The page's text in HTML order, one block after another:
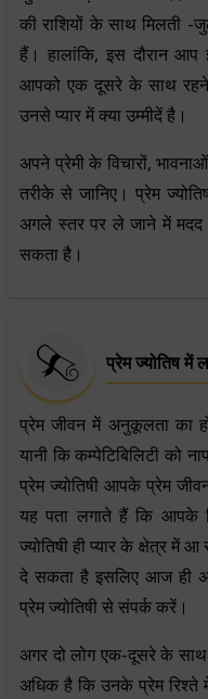
की राशियों के साथ मिलती -
हैं। हालांकि, इस दौरान
आपको एक दूसरे के साथ
उनसे प्यार में क्या उम्मीदें है।
अपने प्रेमी के विचारों,
तरीके से जानिए। प्रेम
अगले स्तर पर ले जाने में
सकता है।
प्रेम ज्योतिष में
प्रेम जीवन में अनुकूलता का
यानी कि कम्पेटिबिलिटी को
प्रेम ज्योतिषी आपके प्रेम
यह पता लगाते हैं कि आपके
ज्योतिषी ही प्यार के क्षेत्र में
दे सकता है इसलिए आज ही
प्रेम ज्योतिषी से संपर्क करें।
अगर दो लोग एक-दूसरे के साथ
अधिक है कि उनके प्रेम